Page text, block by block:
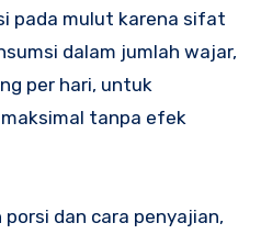
pada mulut karena sifat
dalam jumlah wajar,
per hari, untuk
tanpa efek
dan cara penyajian,